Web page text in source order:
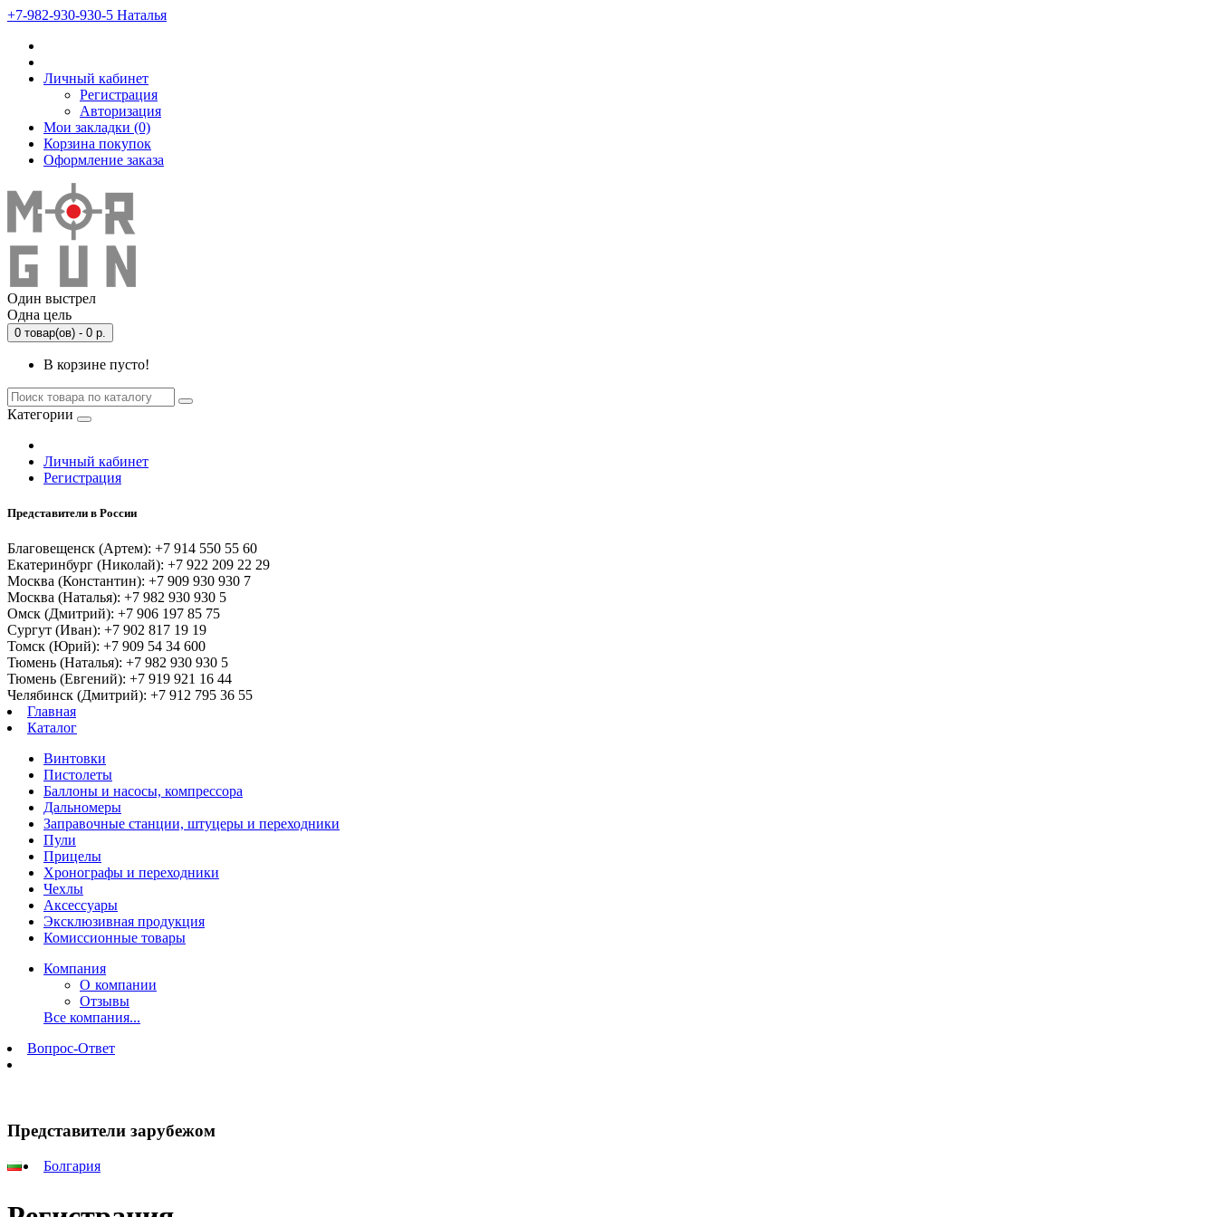
‎+7-982-930-930-5 Наталья
Личный кабинет
Регистрация
Авторизация
Мои закладки (0)
Корзина покупок
Оформление заказа
Один выстрел
Одна цель
0 товар(ов) - 0 р.
В корзине пусто!
Категории
Личный кабинет
Регистрация
Представители в России
Благовещенск (Артем): +7 914 550 55 60
Екатеринбург (Николай): +7 922 209 22 29
Москва (Константин): +7 909 930 930 7
Москва (Наталья): +7 982 930 930 5
Омск (Дмитрий): +7 906 197 85 75
Сургут (Иван): +7 902 817 19 19
Томск (Юрий): +7 909 54 34 600
Тюмень (Наталья): +7 982 930 930 5
Тюмень (Евгений): +7 919 921 16 44
Челябинск (Дмитрий): +7 912 795 36 55
Главная
Каталог
Винтовки
Пистолеты
Баллоны и насосы, компрессора
Дальномеры
Заправочные станции, штуцеры и переходники
Пули
Прицелы
Хронографы и переходники
Чехлы
Аксессуары
Эксклюзивная продукция
Комиссионные товары
Компания
О компании
Отзывы
Все компания...
Вопрос-Ответ
Представители зарубежом
Болгария